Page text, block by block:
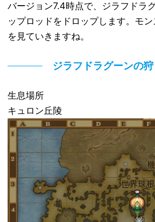
バージョン7.4時点で、ジラフドラ
ップロッドをドロップします。モ
を見ていきますね。
ジラフドラグーンの
生息場所
キュロン丘陵